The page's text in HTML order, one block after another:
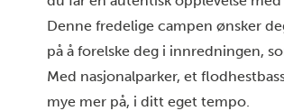
Denne fredelige campen ønsker
på å forelske deg i innredningen,
Med nasjonalparker, et
mye mer på, i ditt eget tempo.